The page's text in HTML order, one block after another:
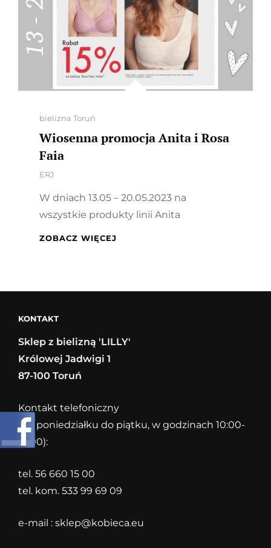
Categories
bielizna Toruń
Wiosenna promocja Anita i Rosa
Faia
By
ERJ
W dniach 13.05 – 20.05.2023 na
wszystkie produkty linii Anita
ZOBACZ WIĘCEJ
KONTAKT
Sklep z bielizną 'LILLY'
Królowej Jadwigi 1
87-100 Toruń
Kontakt telefoniczny
(od poniedziałku do piątku, w godzinach 10:00-
18:00):
tel. 56 660 15 00
tel. kom. 533 99 69 09
e-mail : sklep@kobieca.eu